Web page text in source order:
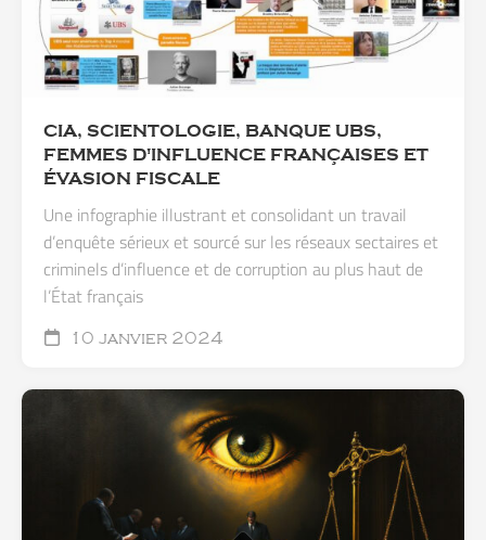
CIA, SCIENTOLOGIE, BANQUE UBS,
FEMMES D'INFLUENCE FRANÇAISES ET
ÉVASION FISCALE
Une infographie illustrant et consolidant un travail
d’enquête sérieux et sourcé sur les réseaux sectaires et
criminels d’influence et de corruption au plus haut de
l’État français
10 janvier 2024